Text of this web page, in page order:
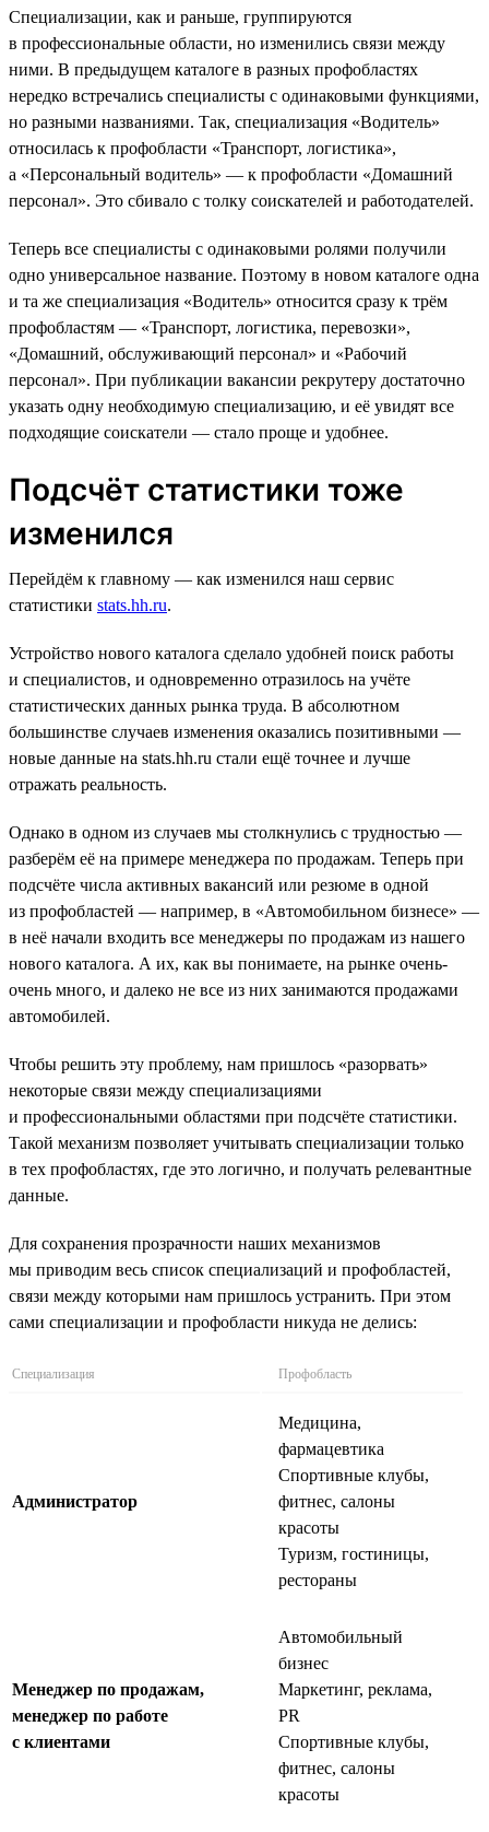
Специализации, как и раньше, группируются
в профессиональные области, но изменились связи между
ними. В предыдущем каталоге в разных профобластях
нередко встречались специалисты с одинаковыми функциями,
но разными названиями. Так, специализация «Водитель»
относилась к профобласти «Транспорт, логистика»,
а «Персональный водитель» — к профобласти «Домашний
персонал». Это сбивало с толку соискателей и работодателей.
Теперь все специалисты с одинаковыми ролями получили
одно универсальное название. Поэтому в новом каталоге одна
и та же специализация «Водитель» относится сразу к трём
профобластям — «Транспорт, логистика, перевозки»,
«Домашний, обслуживающий персонал» и «Рабочий
персонал». При публикации вакансии рекрутеру достаточно
указать одну необходимую специализацию, и её увидят все
подходящие соискатели — стало проще и удобнее.
Подсчёт статистики тоже
изменился
Перейдём к главному — как изменился наш сервис
статистики stats.hh.ru.
Устройство нового каталога сделало удобней поиск работы
и специалистов, и одновременно отразилось на учёте
статистических данных рынка труда. В абсолютном
большинстве случаев изменения оказались позитивными —
новые данные на stats.hh.ru стали ещё точнее и лучше
отражать реальность.
Однако в одном из случаев мы столкнулись с трудностью —
разберём её на примере менеджера по продажам. Теперь при
подсчёте числа активных вакансий или резюме в одной
из профобластей — например, в «Автомобильном бизнесе» —
в неё начали входить все менеджеры по продажам из нашего
нового каталога. А их, как вы понимаете, на рынке очень-
очень много, и далеко не все из них занимаются продажами
автомобилей.
Чтобы решить эту проблему, нам пришлось «разорвать»
некоторые связи между специализациями
и профессиональными областями при подсчёте статистики.
Такой механизм позволяет учитывать специализации только
в тех профобластях, где это логично, и получать релевантные
данные.
Для сохранения прозрачности наших механизмов
мы приводим весь список специализаций и профобластей,
связи между которыми нам пришлось устранить. При этом
сами специализации и профобласти никуда не делись:
Специализация Профобласть
Администратор
Медицина,
фармацевтика
Спортивные клубы,
фитнес, салоны
красоты
Туризм, гостиницы,
рестораны
Менеджер по продажам,
менеджер по работе
с клиентами
Автомобильный
бизнес
Маркетинг, реклама,
PR
Спортивные клубы,
фитнес, салоны
красоты